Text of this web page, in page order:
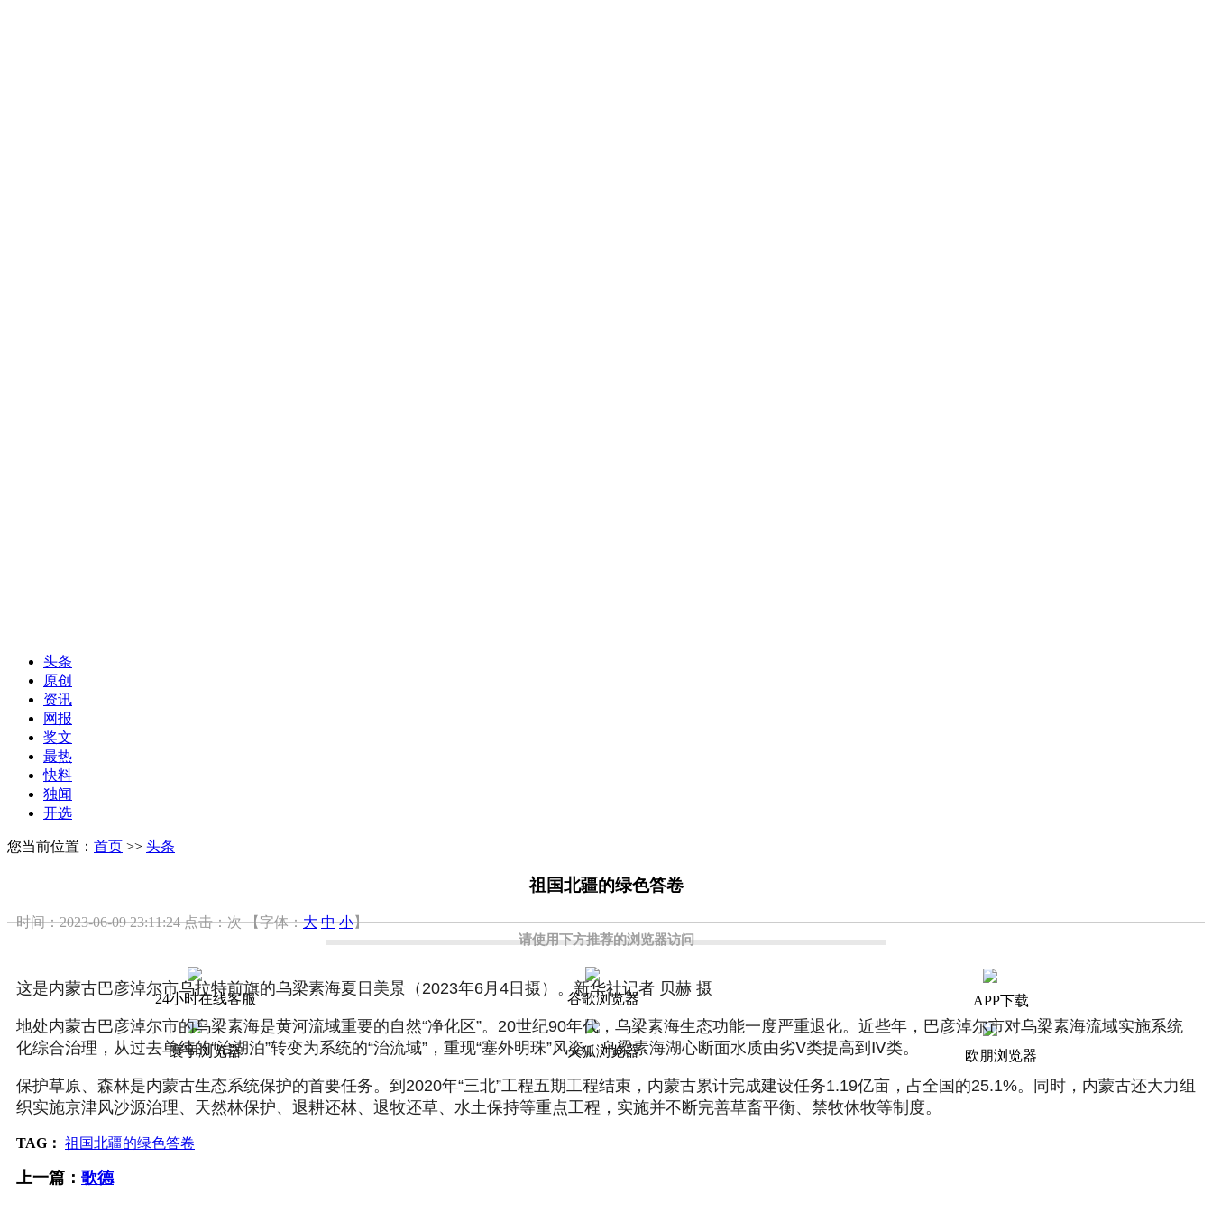
请使用下方推荐的浏览器访问
24小时在线客服 谷歌浏览器 APP下载
寰宇浏览器 火狐浏览器 欧朋浏览器
头条
原创
资讯
网报
奖文
最热
快料
独闻
开选
您当前位置： 首页 >> 头条
祖国北疆的绿色答卷
时间：2023-06-09 23:11:24点击：次 【字体：大 中 小】
这是内蒙古巴彦淖尔市乌拉特前旗的乌梁素海夏日美景（2023年6月4日摄）。新华社记者 贝赫 摄
地处内蒙古巴彦淖尔市的乌梁素海是黄河流域重要的自然“净化区”。20世纪90年代，乌梁素海生态功能一度严重退化。近些年，巴彦淖尔市对乌梁素海流域实施系统
化综合治理，从过去单纯的“治湖泊”转变为系统的“治流域”，重现“塞外明珠”风姿。乌梁素海湖心断面水质由劣Ⅴ类提高到Ⅳ类。
保护草原、森林是内蒙古生态系统保护的首要任务。到2020年“三北”工程五期工程结束，内蒙古累计完成建设任务1.19亿亩，占全国的25.1%。同时，内蒙古还大力组
织实施京津风沙源治理、天然林保护、退耕还林、退牧还草、水土保持等重点工程，实施并不断完善草畜平衡、禁牧休牧等制度。
TAG： 祖国北疆的绿色答卷
上一篇： 歌德